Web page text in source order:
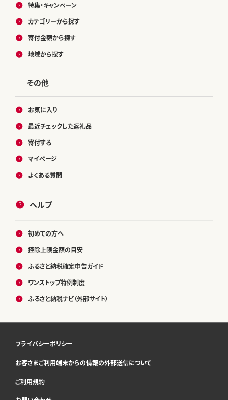
特集・キャンペーン
カテゴリーから探す
寄付金額から探す
地域から探す
その他
お気に入り
最近チェックした返礼品
寄付する
マイページ
よくある質問
ヘルプ
初めての方へ
控除上限金額の目安
ふるさと納税確定申告ガイド
ワンストップ特例制度
ふるさと納税ナビ（外部サイト）
プライバシーポリシー
お客さまご利用端末からの情報の外部送信について
ご利用規約